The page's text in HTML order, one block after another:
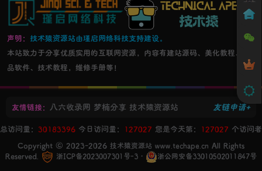
声明：技术猿资源站由瑾启网络科技支持建设。
本站致力于分享优质实用的互联网资源，内容有建站源码、美化教程、精
品软件、技术教程，维修手册等！
友链申请+
友情链接：八六收录网 梦楠分享 技术猿资源站
总访问量： 30183396今日访问量：127027您是今天第：127027个访问者
Copyright © 2023-2026